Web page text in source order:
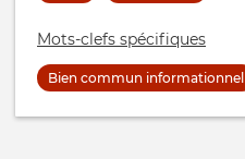
Mots-clefs spécifiques
Bien commun informationnel